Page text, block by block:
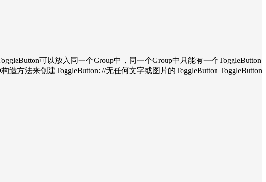
可以放入同一个Group中，同一个Group中只能有一个ToggleButton
方法来创建ToggleButton: //无任何文字或图片的ToggleButton ToggleButton